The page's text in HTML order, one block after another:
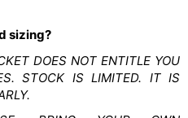
sizing?
DOES NOT ENTITLE YOU
STOCK IS LIMITED. IT IS